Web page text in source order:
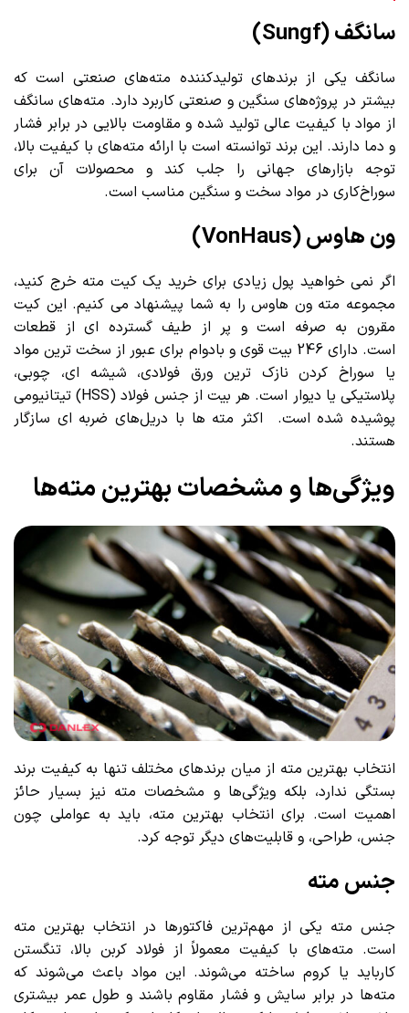
سانگف (Sungf)
سانگف یکی از برندهای تولیدکننده مته‌های صنعتی است که
بیشتر در پروژه‌های سنگین و صنعتی کاربرد دارد. مته‌های سانگف
از مواد با کیفیت عالی تولید شده و مقاومت بالایی در برابر فشار
و دما دارند. این برند توانسته است با ارائه مته‌های با کیفیت بالا،
توجه بازارهای جهانی را جلب کند و محصولات آن برای
سوراخ‌کاری در مواد سخت و سنگین مناسب است.
ون هاوس (VonHaus)
اگر نمی خواهید پول زیادی برای خرید یک کیت مته خرج کنید،
مجموعه مته ون هاوس را به شما پیشنهاد می کنیم. این کیت
مقرون به صرفه است و پر از طیف گسترده ای از قطعات
است. دارای 246 بیت قوی و بادوام برای عبور از سخت ترین مواد
یا سوراخ کردن نازک ترین ورق فولادی، شیشه ای، چوبی،
پلاستیکی یا دیوار است. هر بیت از جنس فولاد (HSS) تیتانیومی
پوشیده شده است. اکثر مته ها با دریل‌های ضربه ای سازگار
هستند.
ویژگی‌ها و مشخصات بهترین مته‌ها
انتخاب بهترین مته از میان برندهای مختلف تنها به کیفیت برند
بستگی ندارد، بلکه ویژگی‌ها و مشخصات مته نیز بسیار حائز
اهمیت است. برای انتخاب بهترین مته، باید به عواملی چون
جنس، طراحی، و قابلیت‌های دیگر توجه کرد.
جنس مته
جنس مته یکی از مهم‌ترین فاکتورها در انتخاب بهترین مته
است. مته‌های با کیفیت معمولاً از فولاد کربن بالا، تنگستن
کارباید یا کروم ساخته می‌شوند. این مواد باعث می‌شوند که
مته‌ها در برابر سایش و فشار مقاوم باشند و طول عمر بیشتری